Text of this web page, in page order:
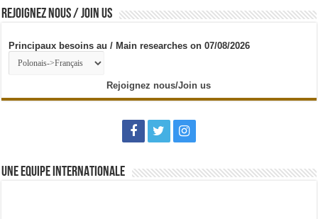
REJOIGNEZ NOUS / JOIN US
Principaux besoins au / Main researches on 07/08/2026
Rejoignez nous/Join us
UNE EQUIPE INTERNATIONALE